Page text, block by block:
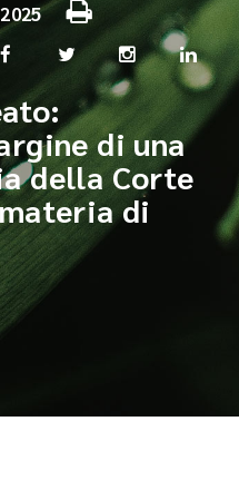
di una
della Corte
di